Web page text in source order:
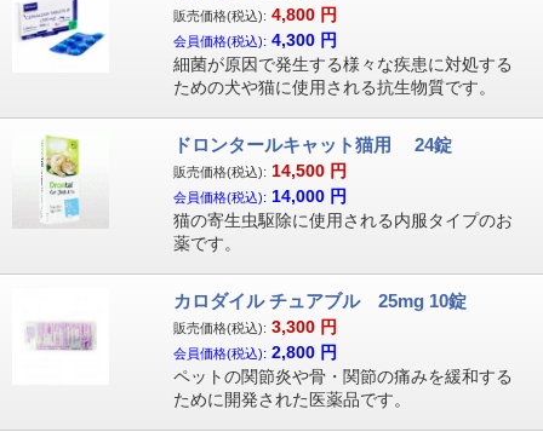
販売価格(税込): 4,800 円
会員価格(税込): 4,300 円
細菌が原因で発生する様々な疾患に対処する
ための犬や猫に使用される抗生物質です。
ドロンタールキャット猫用 24錠
販売価格(税込): 14,500 円
会員価格(税込): 14,000 円
猫の寄生虫駆除に使用される内服タイプのお
薬です。
カロダイル チュアブル 25mg 10錠
販売価格(税込): 3,300 円
会員価格(税込): 2,800 円
ペットの関節炎や骨・関節の痛みを緩和する
ために開発された医薬品です。